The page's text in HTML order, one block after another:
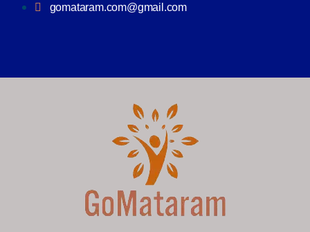
gomataram.com@gmail.com